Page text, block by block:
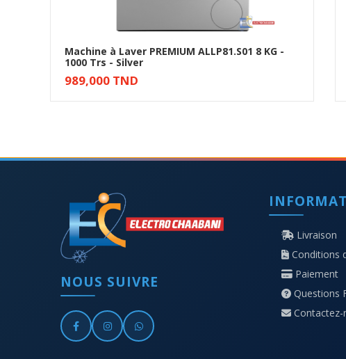
Machine à Laver PREMIUM ALLP81.S01 8 KG -
1000 Trs - Silver
989,000 TND
NOUS SUIVRE
Livraison
Conditions
Paiement
Questions
Contactez-